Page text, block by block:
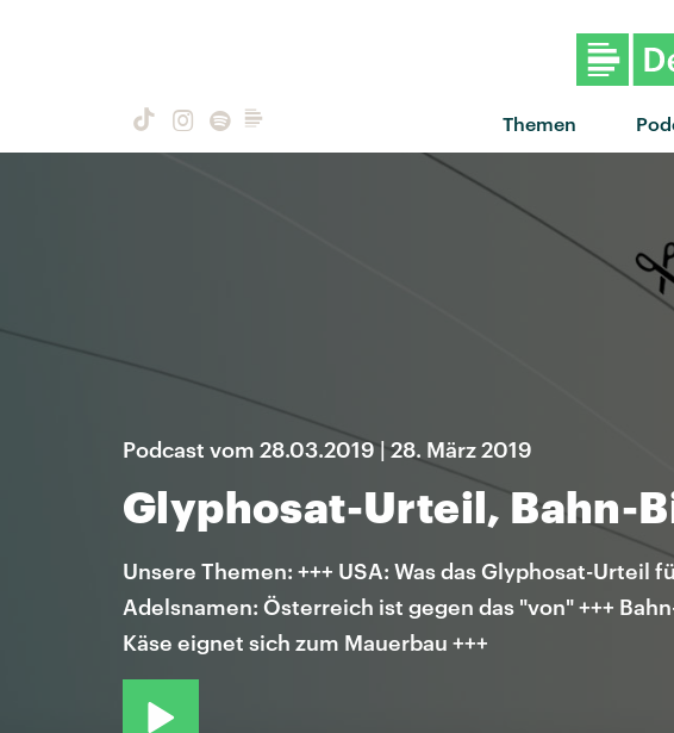
Themen
Podcast vom 28.03.2019 | 28. März 2019
Glyphosat-Urteil, Bahn-
Unsere Themen: +++ USA: Was das Glyphosat-Urteil
Adelsnamen: Österreich ist gegen das "von" +++
Käse eignet sich zum Mauerbau +++